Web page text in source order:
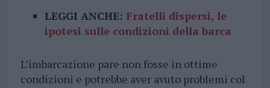
LEGGI ANCHE: Fratelli dispersi, le
ipotesi sulle condizioni della barca
L’imbarcazione pare non fosse in ottime
condizioni e potrebbe aver avuto problemi col